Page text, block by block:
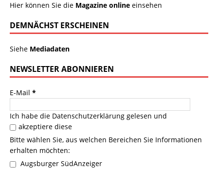
Hier können Sie die Magazine online einsehen
DEMNÄCHST ERSCHEINEN
Siehe Mediadaten
NEWSLETTER ABONNIEREN
E-Mail *
Ich habe die Datenschutzerklärung gelesen und
akzeptiere diese
Bitte wählen Sie, aus welchen Bereichen Sie Informationen
erhalten möchten:
Augsburger SüdAnzeiger